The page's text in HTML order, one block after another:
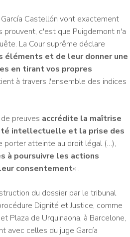
Castellón vont exactement
prouvent, c'est que Puigdemont n'a
La Cour suprême déclare
éléments et de leur donner une
en tirant vos propres
à travers l'ensemble des indices
preuves accrédite la maîtrise
intellectuelle et la prise des
porter atteinte au droit légal (…),
à poursuivre les actions
consentement« .
du dossier par le tribunal
Dignité et Justice, comme
Plaza de Urquinaona, à Barcelone,
avec celles du juge García